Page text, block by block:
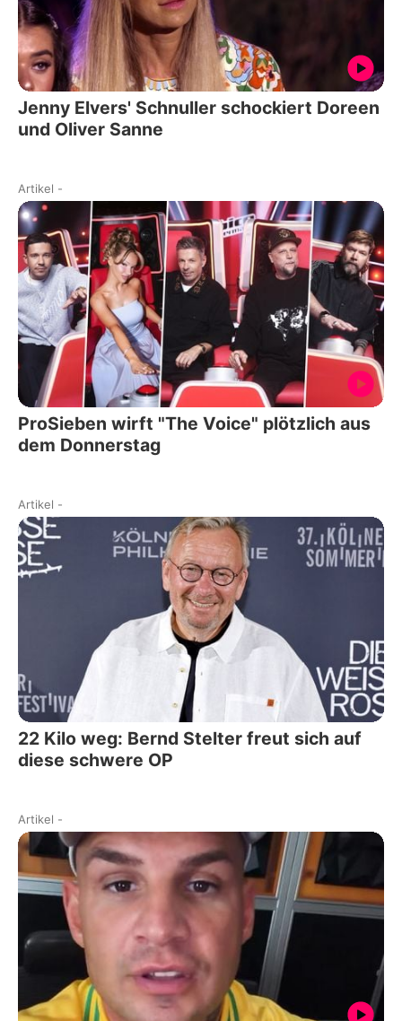
Jenny Elvers' Schnuller schockiert Doreen
und Oliver Sanne
Artikel -
ProSieben wirft "The Voice" plötzlich aus
dem Donnerstag
Artikel -
22 Kilo weg: Bernd Stelter freut sich auf
diese schwere OP
Artikel -